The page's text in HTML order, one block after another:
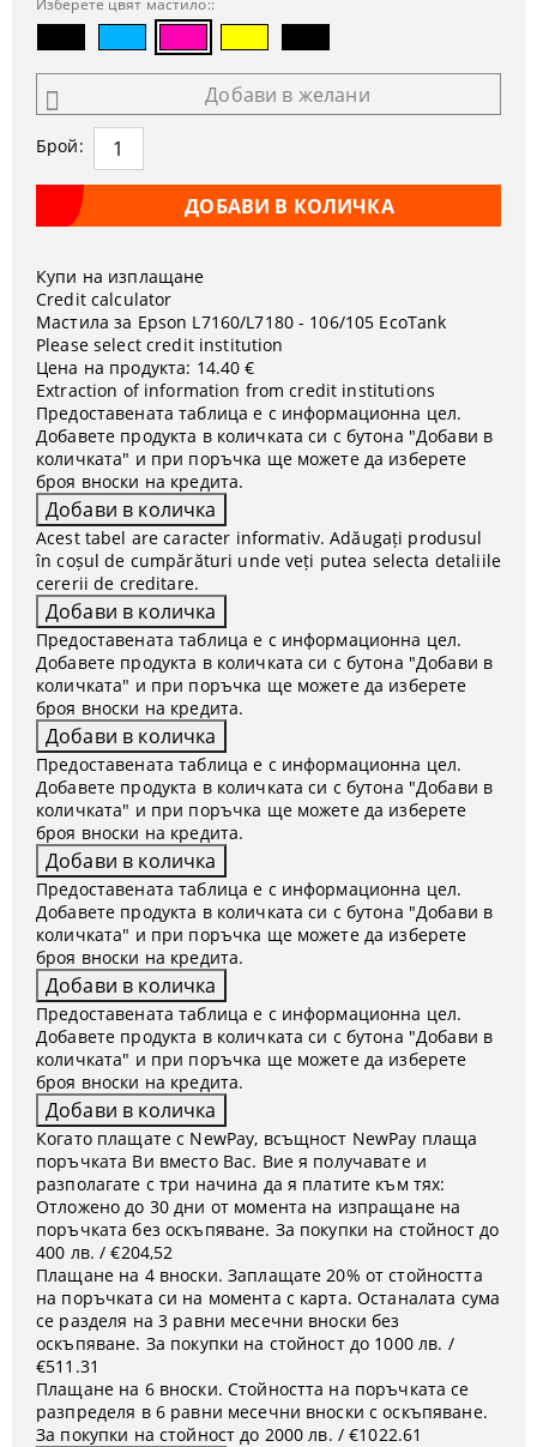
Изберете цвят мастило::
Добави в желани
Брой:
Купи на изплащане
Credit calculator
Мастила за Epson L7160/L7180 - 106/105 EcoTank
Please select credit institution
Цена на продукта: 14.40 €
Extraction of information from credit institutions
Предоставената таблица е с информационна цел.
Добавете продукта в количката си с бутона "Добави в
количката" и при поръчка ще можете да изберете
броя вноски на кредита.
Acest tabel are caracter informativ. Adăugați produsul
în coșul de cumpărături unde veți putea selecta detaliile
cererii de creditare.
Предоставената таблица е с информационна цел.
Добавете продукта в количката си с бутона "Добави в
количката" и при поръчка ще можете да изберете
броя вноски на кредита.
Предоставената таблица е с информационна цел.
Добавете продукта в количката си с бутона "Добави в
количката" и при поръчка ще можете да изберете
броя вноски на кредита.
Предоставената таблица е с информационна цел.
Добавете продукта в количката си с бутона "Добави в
количката" и при поръчка ще можете да изберете
броя вноски на кредита.
Предоставената таблица е с информационна цел.
Добавете продукта в количката си с бутона "Добави в
количката" и при поръчка ще можете да изберете
броя вноски на кредита.
Когато плащате с NewPay, всъщност NewPay плаща
поръчката Ви вместо Вас. Вие я получавате и
разполагате с три начина да я платите към тях:
Отложено до 30 дни от момента на изпращане на
поръчката без оскъпяване. За покупки на стойност до
400 лв. / €204,52
Плащане на 4 вноски. Заплащате 20% от стойността
на поръчката си на момента с карта. Останалата сума
се разделя на 3 равни месечни вноски без
оскъпяване. За покупки на стойност до 1000 лв. /
€511.31
Плащане на 6 вноски. Стойността на поръчката се
разпределя в 6 равни месечни вноски с оскъпяване.
За покупки на стойност до 2000 лв. / €1022.61